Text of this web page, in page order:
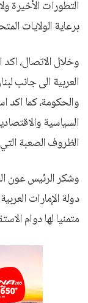
التطورات الأخيرة
برعاية الولايات
وخلال الاتصال،
العربية الى جانب
والحكومة، كما اكد
السياسية
الظروف الصعبة التي
وشكر الرئيس عون
دولة الإمارات
متمنيا لها دوام